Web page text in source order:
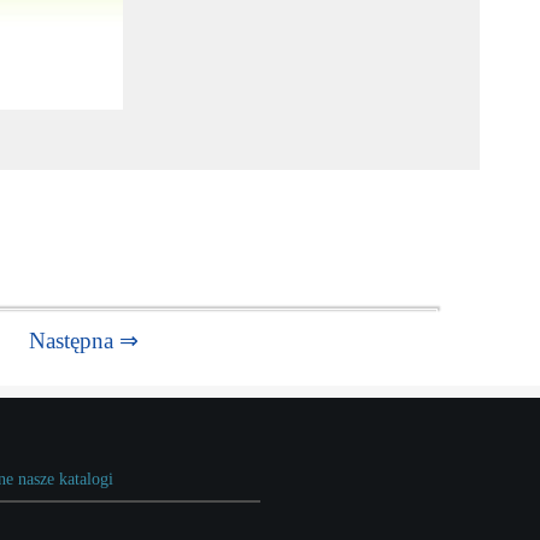
Następna ⇒
nasze katalogi